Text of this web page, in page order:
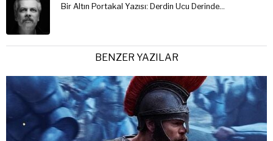
Bir Altın Portakal Yazısı: Derdin Ucu Derinde…
BENZER YAZILAR